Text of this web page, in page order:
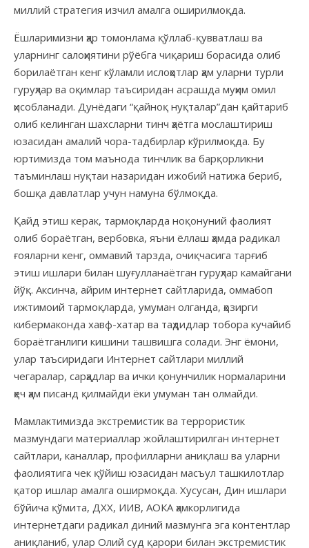
миллий стратегия изчил амалга оширилмоқда.
Ёшларимизни ҳар томонлама қўллаб-қувватлаш ва
уларнинг салоҳиятини рўёбга чиқариш борасида олиб
борилаётган кенг кўламли ислоҳотлар ҳам уларни турли
гуруҳлар ва оқимлар таъсиридан асрашда муҳим омил
ҳисобланади. Дунёдаги “қайноқ нуқталар”дан қайтариб
олиб келинган шахсларни тинч ҳаётга мослаштириш
юзасидан амалий чора-тадбирлар кўрилмоқда. Бу
юртимизда том маънода тинчлик ва барқорликни
таъминлаш нуқтаи назаридан ижобий натижа бериб,
бошқа давлатлар учун намуна бўлмоқда.
Қайд этиш керак, тармоқларда ноқонуний фаолият
олиб бораётган, вербовка, яъни ёллаш ҳамда радикал
ғояларни кенг, оммавий тарзда, очиқчасига тарғиб
этиш ишлари билан шуғулланаётган гуруҳлар камайгани
йўқ. Аксинча, айрим интернет сайтларида, оммабоп
ижтимоий тармоқларда, умуман олганда, ҳозирги
кибермаконда хавф-хатар ва таҳдидлар тобора кучайиб
бораётганлиги кишини ташвишга солади. Энг ёмони,
улар таъсиридаги Интернет сайтлари миллий
чегаралар, сарҳадлар ва ички қонунчилик нормаларини
ҳеч ҳам писанд қилмайди ёки умуман тан олмайди.
Мамлактимизда экстремистик ва террористик
мазмундаги материаллар жойлаштирилган интернет
сайтлари, каналлар, профилларни аниқлаш ва уларни
фаолиятига чек қўйиш юзасидан масъул ташкилотлар
қатор ишлар амалга оширмоқда. Хусусан, Дин ишлари
бўйича қўмита, ДХХ, ИИВ, АОКА ҳамкорлигида
интернетдаги радикал диний мазмунга эга контентлар
аниқланиб, улар Олий суд қарори билан экстремистик